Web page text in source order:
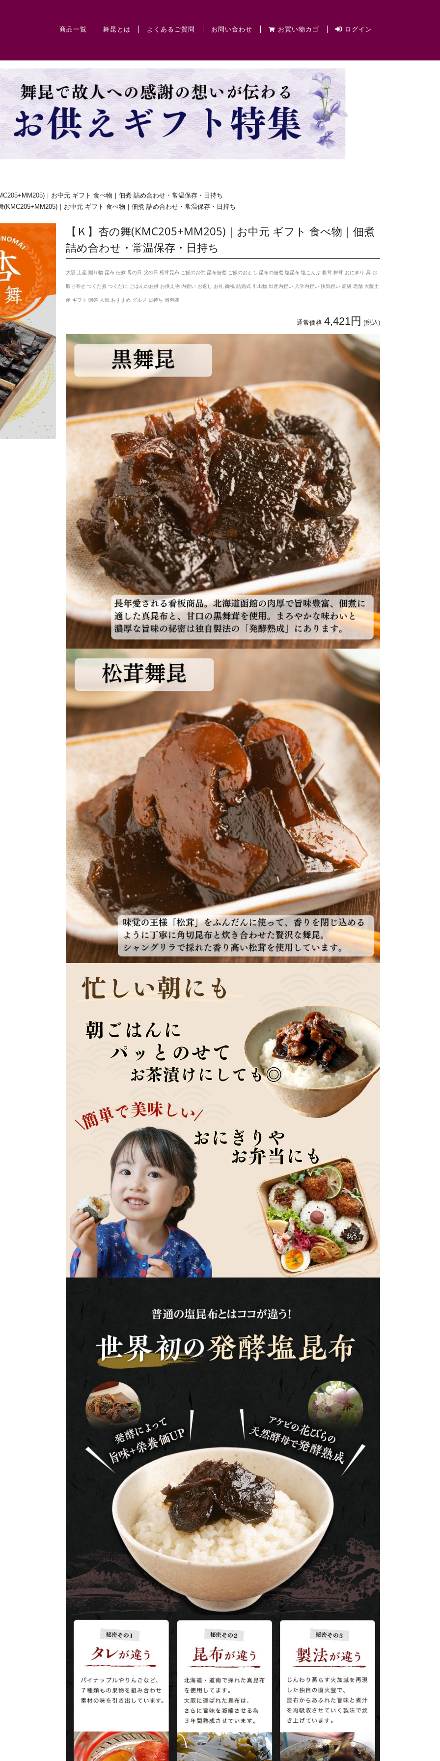
商品一覧 舞昆とは よくあるご質問 お問い合わせ お買い物カゴ ログイン
｜お中元 ギフト 食べ物｜佃煮 詰め合わせ・常温保存・日持ち
(KMC205+MM205)｜お中元 ギフト 食べ物｜佃煮 詰め合わせ・常温保存・日持ち
【Ｋ】杏の舞(KMC205+MM205)｜お中元 ギフト 食べ物｜佃煮
詰め合わせ・常温保存・日持ち
大阪 土産 贈り物 昆布 佃煮 母の日 父の日 椎茸昆布 ご飯のお供 昆布佃煮 ご飯のおとも 昆布の佃煮 塩昆布 塩こんぶ 椎茸 舞茸 おにぎり 具 お
取り寄せ つくだ煮 つくだに ごはんのお供 お供え物 内祝い お返し お礼 御祝 結婚式 引出物 出産内祝い 入学内祝い 快気祝い 高級 老舗 大阪土
産 ギフト 贈答 人気 おすすめ グルメ 日持ち 個包装
通常価格 4,421円 (税込)